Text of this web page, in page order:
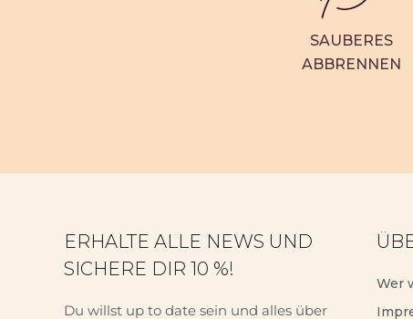
SAUBERES
ABBRENNEN
ERHALTE ALLE NEWS UND
SICHERE DIR 10 %!
Du willst up to date sein und alles über
Wer